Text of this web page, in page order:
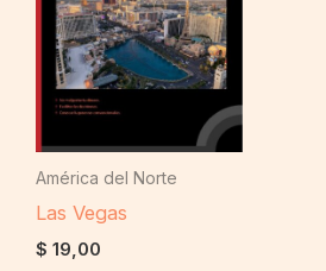
América del Norte
Las Vegas
$ 19,00